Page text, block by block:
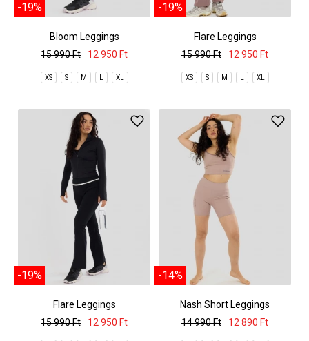
-19%
Bloom Leggings
15 990 Ft
12 950 Ft
XS S M L XL
-19%
Flare Leggings
15 990 Ft
12 950 Ft
XS S M L XL
-19%
Flare Leggings
15 990 Ft
12 950 Ft
-14%
Nash Short Leggings
14 990 Ft
12 890 Ft